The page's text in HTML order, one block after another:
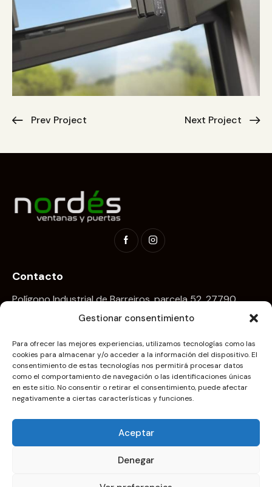
Gestionar consentimiento
Para ofrecer las mejores experiencias, utilizamos tecnologías como las
cookies para almacenar y/o acceder a la información del dispositivo. El
consentimiento de estas tecnologías nos permitirá procesar datos
como el comportamiento de navegación o las identificaciones únicas
en este sitio. No consentir o retirar el consentimiento, puede afectar
negativamente a ciertas características y funciones.
Aceptar
Denegar
Prev Project Next Project
Contacto
Polígono Industrial de Barreiros, parcela 52, 27790
San Cosme de Barreiros (Lugo)
+34653 36 43 70
Textos Legales
Política de privacidad
Política de cookies